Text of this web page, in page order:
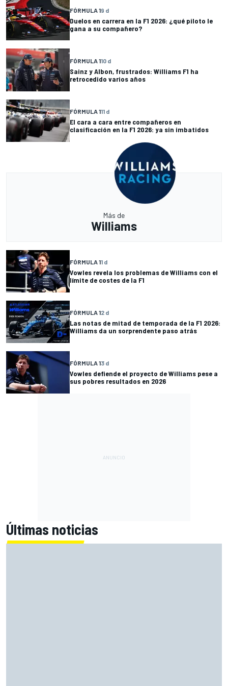
FÓRMULA 19 d
Duelos en carrera en la F1 2026: ¿qué piloto le
gana a su compañero?
FÓRMULA 110 d
Sainz y Albon, frustrados: Williams F1 ha
retrocedido varios años
FÓRMULA 111 d
El cara a cara entre compañeros en
clasificación en la F1 2026: ya sin imbatidos
Más de
Williams
FÓRMULA 11 d
Vowles revela los problemas de Williams con el
límite de costes de la F1
FÓRMULA 12 d
Las notas de mitad de temporada de la F1 2026:
Williams da un sorprendente paso atrás
FÓRMULA 13 d
Vowles defiende el proyecto de Williams pese a
sus pobres resultados en 2026
Últimas noticias